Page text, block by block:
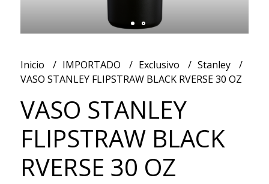
Inicio IMPORTADO Exclusivo
Stanley
VASO STANLEY FLIPSTRAW BLACK RVERSE 30 OZ
VASO STANLEY
FLIPSTRAW BLACK
RVERSE 30 OZ